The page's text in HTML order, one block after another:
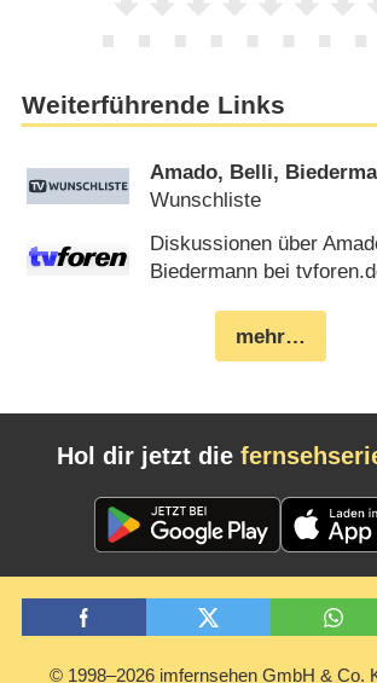
Weiterführende Links
Amado, Belli,
Wunschliste
Diskussionen über
Biedermann bei
mehr…
Hol dir jetzt die
© 1998–2026 imfernsehen GmbH & Co.